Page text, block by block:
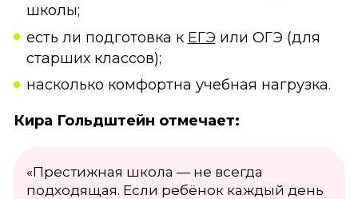
школы;
есть ли подготовка к ЕГЭ или ОГЭ (для
старших классов);
насколько комфортна учебная нагрузка.
Кира Гольдштейн отмечает:
«Престижная школа — не всегда
подходящая. Если ребёнок каждый день